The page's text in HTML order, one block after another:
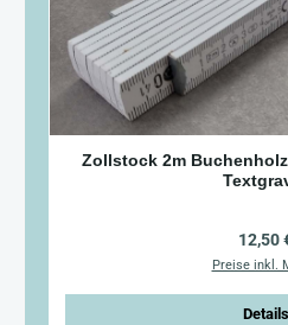
Zollstock 2m
12,50
Preise inkl.
Details